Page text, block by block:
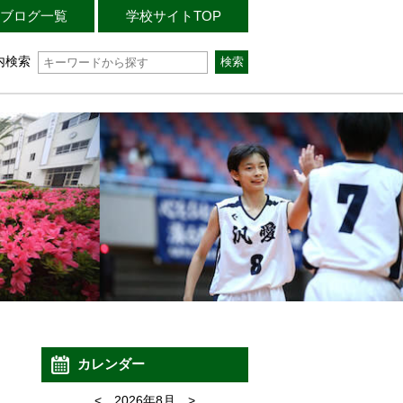
ブログ一覧 学校サイトTOP
検索
カレンダー